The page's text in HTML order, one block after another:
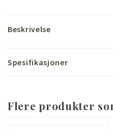
Beskrivelse
Spesifikasjoner
Flere produkter